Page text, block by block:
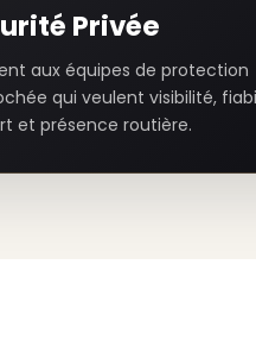
Privée
aux équipes de protection
qui veulent visibilité,
et présence routière.